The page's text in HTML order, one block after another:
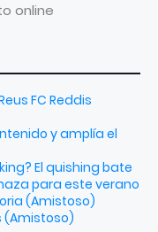
online
FC Reddis
y amplía el
El quishing bate
para este verano
(Amistoso)
(Amistoso)